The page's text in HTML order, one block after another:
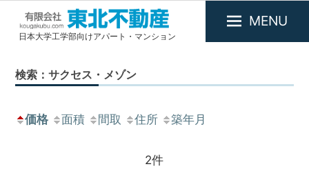
有
会
東
日本大学工学部向けアパート・マンション
MENU
検索：サクセス・メゾン
価格 面積 間取 住所 築年月
2件